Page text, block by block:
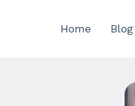
Home Blog